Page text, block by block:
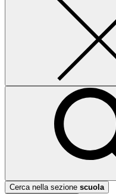
Cerca nella sezione scuola